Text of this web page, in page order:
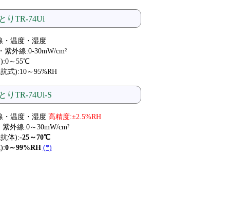
りTR-74Ui
・温度・湿度
外線:0-30mW/cm²
～55℃
式):10～95%RH
りTR-74Ui-S
・温度・湿度高精度:±2.5%RH
外線:0～30mW/cm²
体):-25～70℃
0～99%RH (*)